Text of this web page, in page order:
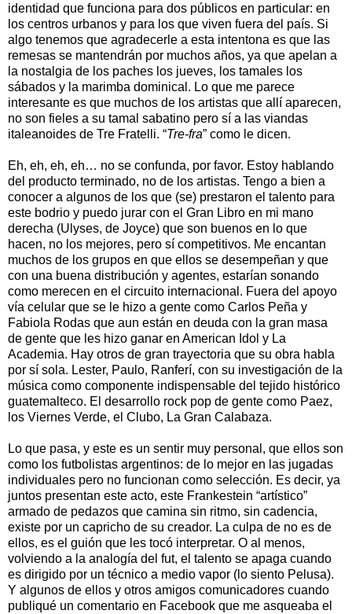
identidad que funciona para dos públicos en particular: en
los centros urbanos y para los que viven fuera del país. Si
algo tenemos que agradecerle a esta intentona es que las
remesas se mantendrán por muchos años, ya que apelan a
la nostalgia de los paches los jueves, los tamales los
sábados y la marimba dominical. Lo que me parece
interesante es que muchos de los artistas que allí aparecen,
no son fieles a su tamal sabatino pero sí a las viandas
italeanoides de Tre Fratelli. “Tre-fra” como le dicen.
Eh, eh, eh, eh… no se confunda, por favor. Estoy hablando
del producto terminado, no de los artistas. Tengo a bien a
conocer a algunos de los que (se) prestaron el talento para
este bodrio y puedo jurar con el Gran Libro en mi mano
derecha (Ulyses, de Joyce) que son buenos en lo que
hacen, no los mejores, pero sí competitivos. Me encantan
muchos de los grupos en que ellos se desempeñan y que
con una buena distribución y agentes, estarían sonando
como merecen en el circuito internacional. Fuera del apoyo
vía celular que se le hizo a gente como Carlos Peña y
Fabiola Rodas que aun están en deuda con la gran masa
de gente que les hizo ganar en American Idol y La
Academia. Hay otros de gran trayectoria que su obra habla
por sí sola. Lester, Paulo, Ranferí, con su investigación de la
música como componente indispensable del tejido histórico
guatemalteco. El desarrollo rock pop de gente como Paez,
los Viernes Verde, el Clubo, La Gran Calabaza.
Lo que pasa, y este es un sentir muy personal, que ellos son
como los futbolistas argentinos: de lo mejor en las jugadas
individuales pero no funcionan como selección. Es decir, ya
juntos presentan este acto, este Frankestein “artístico”
armado de pedazos que camina sin ritmo, sin cadencia,
existe por un capricho de su creador. La culpa de no es de
ellos, es el guión que les tocó interpretar. O al menos,
volviendo a la analogía del fut, el talento se apaga cuando
es dirigido por un técnico a medio vapor (lo siento Pelusa).
Y algunos de ellos y otros amigos comunicadores cuando
publiqué un comentario en Facebook que me asqueaba el